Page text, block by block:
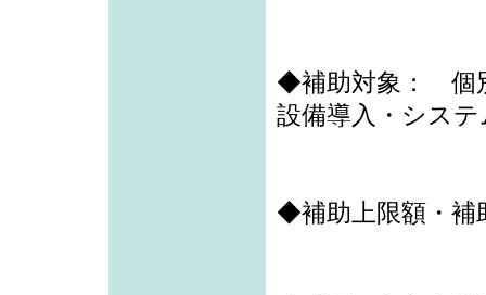
◆補助対象： 個
設備導入・システ
◆補助上限額・